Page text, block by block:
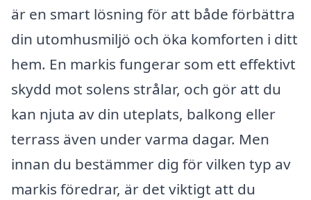
är en smart lösning för att både förbättra
din utomhusmiljö och öka komforten i ditt
hem. En markis fungerar som ett effektivt
skydd mot solens strålar, och gör att du
kan njuta av din uteplats, balkong eller
terrass även under varma dagar. Men
innan du bestämmer dig för vilken typ av
markis föredrar, är det viktigt att du